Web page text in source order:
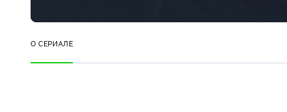
О СЕРИАЛЕ